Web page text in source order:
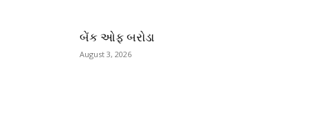
બેંક ઓફ બરોડા
August 3, 2026